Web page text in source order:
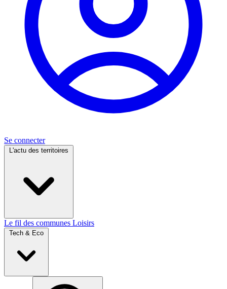
Se connecter
L'actu des territoires
Le fil des communes Loisirs
Tech & Eco